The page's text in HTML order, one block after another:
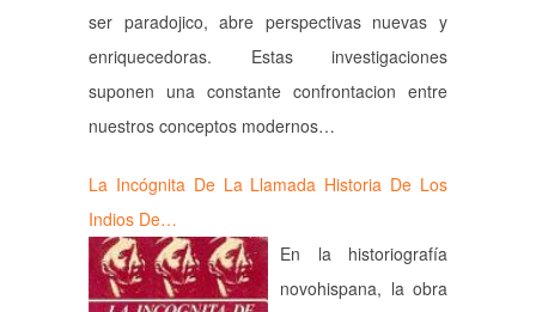
ser paradojico, abre perspectivas nuevas y
enriquecedoras. Estas investigaciones
suponen una constante confrontacion entre
nuestros conceptos modernos…
La Incógnita De La Llamada Historia De Los
Indios De…
En la historiografía
novohispana, la obra